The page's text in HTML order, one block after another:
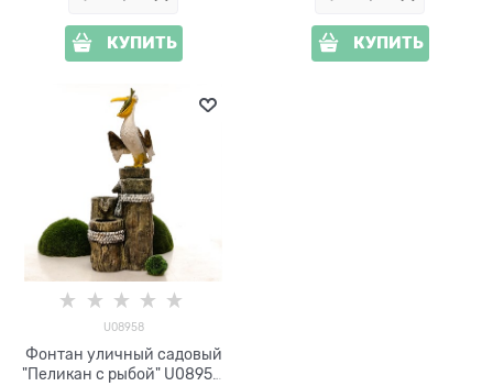
КУПИТЬ КУПИТЬ
U08958
Фонтан уличный садовый
"Пеликан с рыбой" U08958,